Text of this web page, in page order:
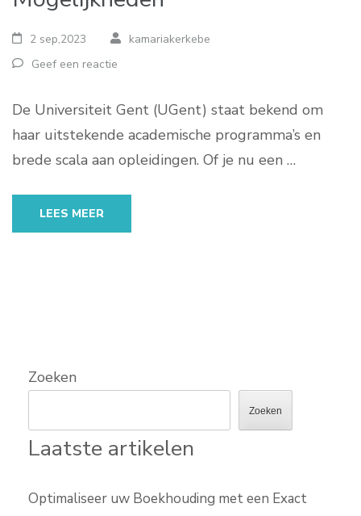
2 sep,2023
kamariakerkebe
Geef een reactie
De Universiteit Gent (UGent) staat bekend om
haar uitstekende academische programma’s en
brede scala aan opleidingen. Of je nu een …
LEES MEER
Zoeken
Zoeken
Laatste artikelen
Optimaliseer uw Boekhouding met een Exact